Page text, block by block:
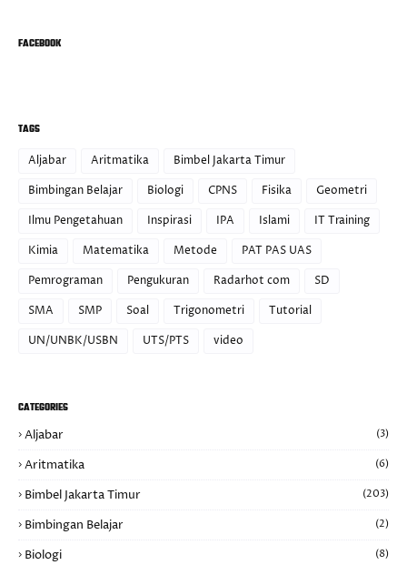
FACEBOOK
TAGS
Aljabar
Aritmatika
Bimbel Jakarta Timur
Bimbingan Belajar
Biologi CPNS Fisika
Geometri
Ilmu Pengetahuan
Inspirasi IPA Islami
IT Training
Kimia
Matematika Metode
PAT PAS UAS
Pemrograman
Pengukuran Radarhot com
SD
SMA
SMP Soal Trigonometri
Tutorial
UN/UNBK/USBN
UTS/PTS video
CATEGORIES
Aljabar (3)
Aritmatika (6)
Bimbel Jakarta Timur (203)
Bimbingan Belajar (2)
Biologi (8)